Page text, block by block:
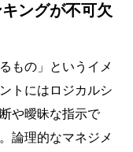
ングが不可欠
もの」というイメ
トにはロジカルシ
や曖昧な指示で
論理的なマネジメ